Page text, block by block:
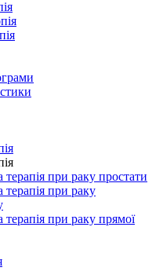
при раку простати
при раку
при раку прямої